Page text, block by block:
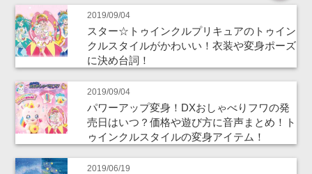
2019/09/04
スター☆トゥインクルプリキュアのトゥイン
クルスタイルがかわいい！衣装や変身ポーズ
に決め台詞！
2019/09/04
パワーアップ変身！DXおしゃべりフワの発
売日はいつ？価格や遊び方に音声まとめ！ト
ゥインクルスタイルの変身アイテム！
2019/06/19